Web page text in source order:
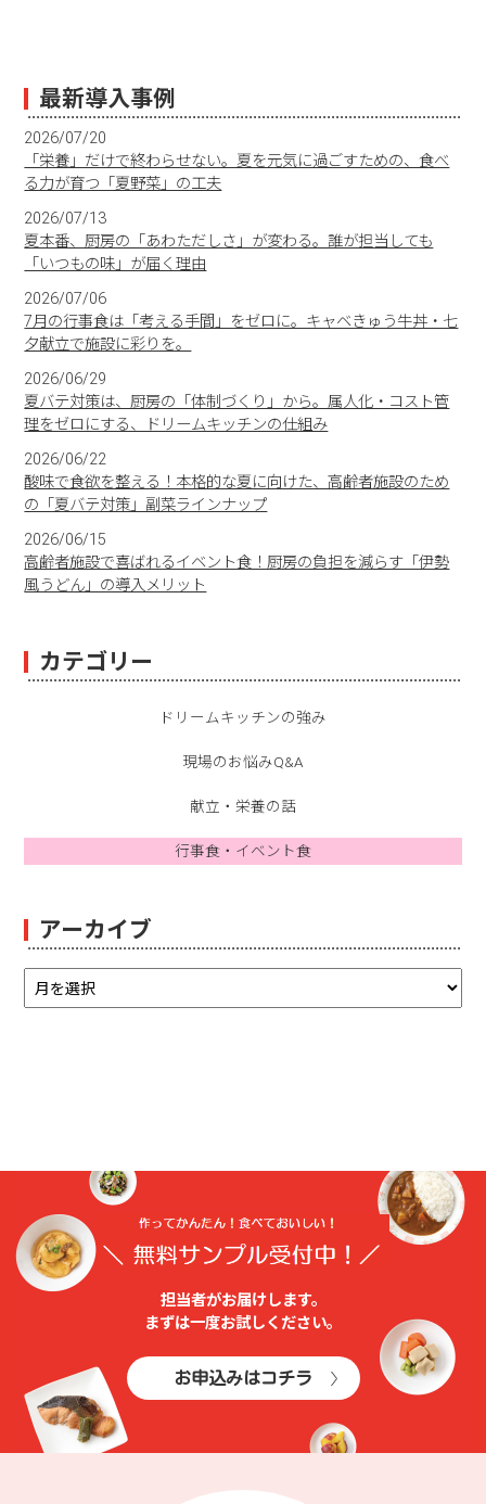
最新導入事例
2026/07/20
「栄養」だけで終わらせない。夏を元気に過ごすための、食べ
る力が育つ「夏野菜」の工夫
2026/07/13
夏本番、厨房の「あわただしさ」が変わる。誰が担当しても
「いつもの味」が届く理由
2026/07/06
7月の行事食は「考える手間」をゼロに。キャベきゅう牛丼・七
夕献立で施設に彩りを。
2026/06/29
夏バテ対策は、厨房の「体制づくり」から。属人化・コスト管
理をゼロにする、ドリームキッチンの仕組み
2026/06/22
酸味で食欲を整える！本格的な夏に向けた、高齢者施設のため
の「夏バテ対策」副菜ラインナップ
2026/06/15
高齢者施設で喜ばれるイベント食！厨房の負担を減らす「伊勢
風うどん」の導入メリット
カテゴリー
ドリームキッチンの強み
現場のお悩みQ&A
献立・栄養の話
行事食・イベント食
アーカイブ
担当者がお届けします。
まずは⼀度お試しください。
お申込みはコチラ